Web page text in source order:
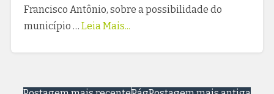
Francisco Antônio, sobre a possibilidade do
município … Leia Mais...